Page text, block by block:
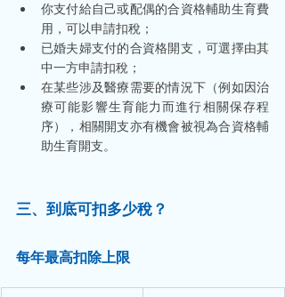
你支付給自己或配偶的合資格輔助生育費
用，可以申請扣稅；
已婚夫婦支付的合資格開支，可選擇由其
中一方申請扣稅；
在某些涉及醫療需要的情況下（例如因治
療可能影響生育能力而進行相關保存程
序），相關開支亦有機會被視為合資格輔
助生育開支。
三、到底可扣多少稅？
每年最高扣除上限